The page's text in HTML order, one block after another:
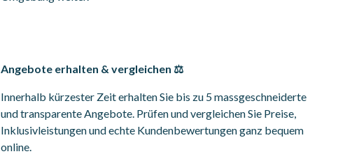
Angebote erhalten & vergleichen ⚖️
Innerhalb kürzester Zeit erhalten Sie bis zu 5 massgeschneiderte
und transparente Angebote. Prüfen und vergleichen Sie Preise,
Inklusivleistungen und echte Kundenbewertungen ganz bequem
online.